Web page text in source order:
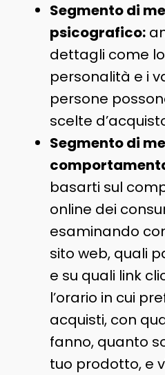
Segmento di
psicografico:
dettagli come
personalità e i
persone
scelte
Segmento di
basarti sul
online dei
esaminando
sito web, quali
e su quali link
l’orario in cui
acquisti, con
fanno, quanto
tuo prodotto, e